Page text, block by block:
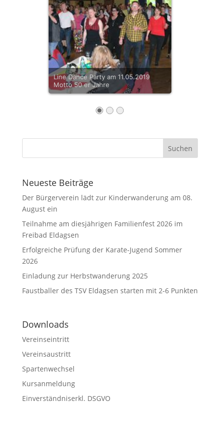
Line Dance Party am 11.05.2019
Motto 50 er Jahre
Neueste Beiträge
Der Bürgerverein lädt zur Kinderwanderung am 08.
August ein
Teilnahme am diesjährigen Familienfest 2026 im
Freibad Eldagsen
Erfolgreiche Prüfung der Karate-Jugend Sommer
2026
Einladung zur Herbstwanderung 2025
Faustballer des TSV Eldagsen starten mit 2-6 Punkten
Downloads
Vereinseintritt
Vereinsaustritt
Spartenwechsel
Kursanmeldung
Einverständniserkl. DSGVO